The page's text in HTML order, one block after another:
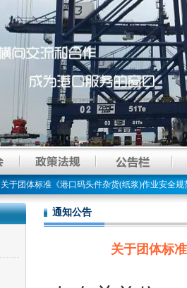
珠海市港口协会关于发布《港口码头件杂货（纸
关于公开征求团体标准《港口码头件杂货（纸浆
关于团体标准《港口码头件杂货(纸浆)作业安全
关于免费为会员单位提供宣传推广服务的通知
关于开展港口智能化改造与管理创新研修班的通知
关于对《海运进口集装箱拆箱作业规范》、《海
通知公告
关于团体标